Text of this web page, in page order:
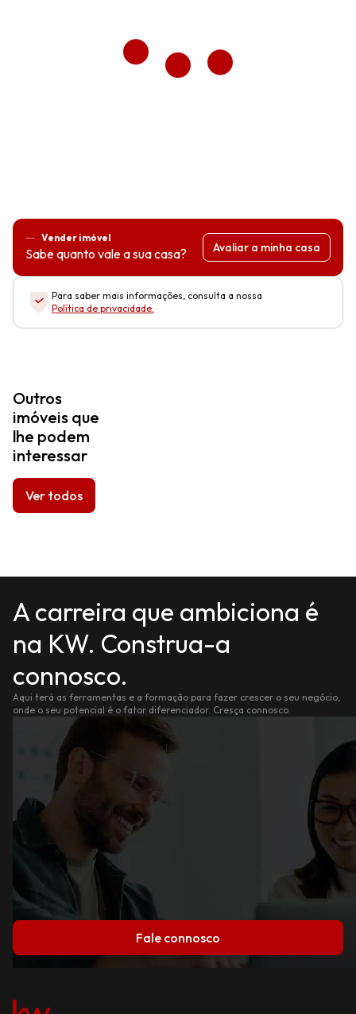
Vender imóvel
Sabe quanto vale a sua casa? Avaliar a minha casa
Para saber mais informações, consulta a nossa
Política de privacidade.
Outros
imóveis que
lhe podem
interessar
Ver todos
A carreira que ambiciona é
na KW. Construa-a
connosco.
Aqui terá as ferramentas e a formação para fazer crescer o seu negócio,
onde o seu potencial é o fator diferenciador. Cresça connosco.
Fale connosco